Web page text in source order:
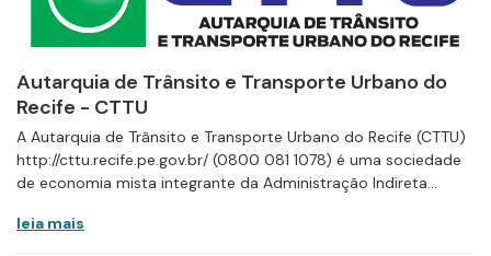
Autarquia de Trânsito e Transporte Urbano do
Recife - CTTU
A Autarquia de Trânsito e Transporte Urbano do Recife (CTTU)
http://cttu.recife.pe.gov.br/ (0800 081 1078) é uma sociedade
de economia mista integrante da Administração Indireta...
leia mais